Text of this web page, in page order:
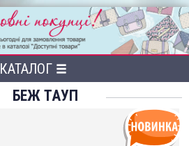
КАТАЛОГ
БЕЖ ТАУП